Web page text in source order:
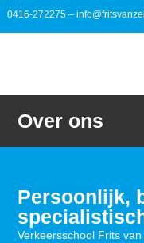
0416-272275–
Over ons
Persoonlijk,
Verkeersschool Frits